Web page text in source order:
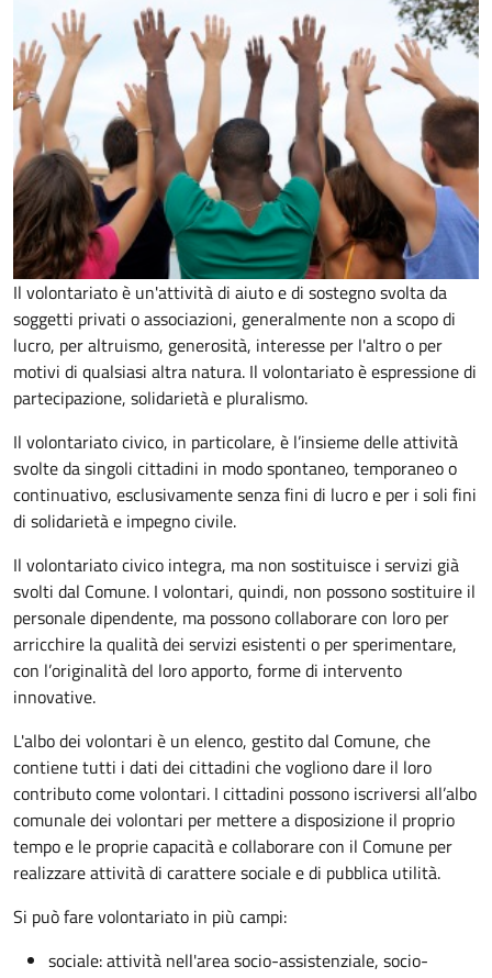
Il volontariato è un'attività di aiuto e di sostegno svolta da
soggetti privati o associazioni, generalmente non a scopo di
lucro, per altruismo, generosità, interesse per l'altro o per
motivi di qualsiasi altra natura. Il volontariato è espressione di
partecipazione, solidarietà e pluralismo.
Il volontariato civico, in particolare, è l’insieme delle attività
svolte da singoli cittadini in modo spontaneo, temporaneo o
continuativo, esclusivamente senza fini di lucro e per i soli fini
di solidarietà e impegno civile.
Il volontariato civico integra, ma non sostituisce i servizi già
svolti dal Comune. I volontari, quindi, non possono sostituire il
personale dipendente, ma possono collaborare con loro per
arricchire la qualità dei servizi esistenti o per sperimentare,
con l’originalità del loro apporto, forme di intervento
innovative.
L'albo dei volontari è un elenco, gestito dal Comune, che
contiene tutti i dati dei cittadini che vogliono dare il loro
contributo come volontari. I cittadini possono iscriversi all’albo
comunale dei volontari per mettere a disposizione il proprio
tempo e le proprie capacità e collaborare con il Comune per
realizzare attività di carattere sociale e di pubblica utilità.
Si può fare volontariato in più campi:
sociale: attività nell'area socio-assistenziale, socio-